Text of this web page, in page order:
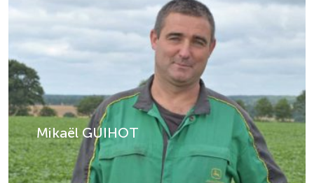
Mikaël GUIHOT